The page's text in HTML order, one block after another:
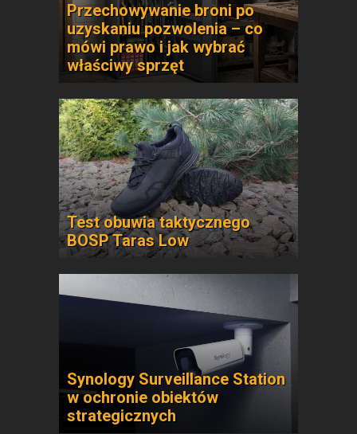
Przechowywanie broni po
uzyskaniu pozwolenia – co
mówi prawo i jak wybrać
właściwy sprzęt
Test obuwia taktycznego
BOSP Taras Low
Synology Surveillance Station
w ochronie obiektów
strategicznych